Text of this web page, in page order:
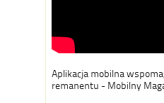
Aplikacja mobilna
remanentu - Mobilny